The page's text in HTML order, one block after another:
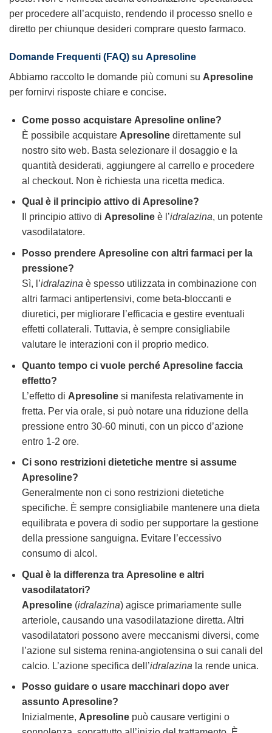
per procedere all’acquisto, rendendo il processo snello e
diretto per chiunque desideri comprare questo farmaco.
Domande Frequenti (FAQ) su Apresoline
Abbiamo raccolto le domande più comuni su Apresoline
per fornirvi risposte chiare e concise.
Come posso acquistare Apresolineonline?
È possibile acquistare Apresolinedirettamente sul
nostro sito web. Basta selezionare il dosaggio e la
quantità desiderati, aggiungere al carrello e procedere
al checkout. Non è richiesta una ricetta medica.
Qual è il principio attivo di Apresoline?
Il principio attivo di Apresolineè l’idralazina, un potente
vasodilatatore.
Posso prendere Apresolinecon altri farmaci per la
pressione?
Sì, l’idralazina è spesso utilizzata in combinazione con
altri farmaci antipertensivi, come beta-bloccanti e
diuretici, per migliorare l’efficacia e gestire eventuali
effetti collaterali. Tuttavia, è sempre consigliabile
valutare le interazioni con il proprio medico.
Quanto tempo ci vuole perché Apresolinefaccia
effetto?
L’effetto di Apresolinesi manifesta relativamente in
fretta. Per via orale, si può notare una riduzione della
pressione entro 30-60 minuti, con un picco d’azione
entro 1-2 ore.
Ci sono restrizioni dietetiche mentre si assume
Apresoline?
Generalmente non ci sono restrizioni dietetiche
specifiche. È sempre consigliabile mantenere una dieta
equilibrata e povera di sodio per supportare la gestione
della pressione sanguigna. Evitare l’eccessivo
consumo di alcol.
Qual è la differenza tra Apresolinee altri
vasodilatatori?
Apresoline(idralazina) agisce primariamente sulle
arteriole, causando una vasodilatazione diretta. Altri
vasodilatatori possono avere meccanismi diversi, come
l’azione sul sistema renina-angiotensina o sui canali del
calcio. L’azione specifica dell’idralazina la rende unica.
Posso guidare o usare macchinari dopo aver
assunto Apresoline?
Inizialmente, Apresolinepuò causare vertigini o